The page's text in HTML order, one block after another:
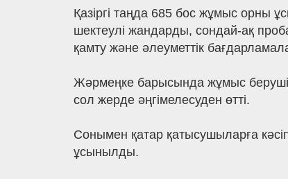
Қазіргі таңда 685 бос жұмыс орны
шектеулі жандарды, сондай-ақ
қамту және әлеуметтік
Жәрмеңке барысында жұмыс
сол жерде әңгімелесуден өтті.
Сонымен қатар қатысушыларға
ұсынылды.